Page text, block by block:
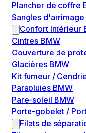
Plancher de coffre
Sangles d'arrimage
Confort intérieur
Cintres BMW
Couverture de
Glacières BMW
Kit fumeur /
Parapluies BMW
Pare-soleil BMW
Porte-gobelet /
Filets de